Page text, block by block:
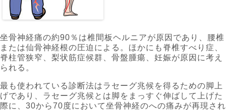
坐骨神経痛の約90％は椎間板ヘルニアが原因であり、腰椎
または仙骨神経根の圧迫による。ほかにも脊椎すべり症、
脊柱管狭窄、梨状筋症候群、骨盤腫瘍、妊娠が原因に考え
られる。
最も使われている診断法はラセーグ兆候を得るための脚上
げであり、ラセーグ兆候とは脚をまっすぐ伸ばして上げた
際に、30から70度において坐骨神経のへの痛みが再現され